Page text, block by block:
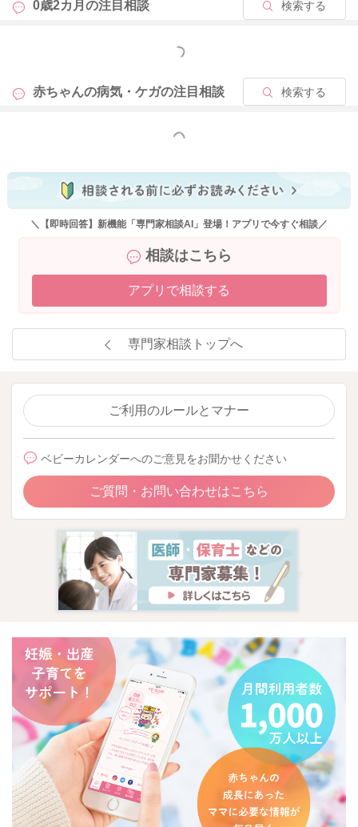
0歳2カ月の注目相談 検索する
もっと見る
赤ちゃんの病気・ケガの注目相談 検索する
もっと見る
＼【即時回答】新機能「専門家相談AI」登場！アプリで今すぐ相談／
相談はこちら
アプリで相談する
専門家相談トップへ
ご利用のルールとマナー
ベビーカレンダーへのご意見をお聞かせください
ご質問・お問い合わせはこちら